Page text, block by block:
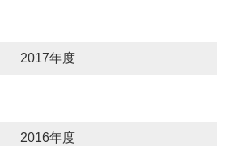
2017年度
2016年度